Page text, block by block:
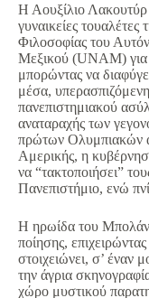
Η Αουξίλιο Λακουτύρ
γυναικείες τουαλέτες
Φιλοσοφίας του
Μεξικού (UNAM) για
μπορώντας να
μέσα,
πανεπιστημιακού
αναταραχής των
πρώτων Ολυμπιακών
Αμερικής, η
να “τακτοποιήσει”
Πανεπιστήμιο, ενώ
Η ηρωίδα του
ποίησης,
στοιχειώνει, σ’ έναν
την άγρια
χώρο μυστικού